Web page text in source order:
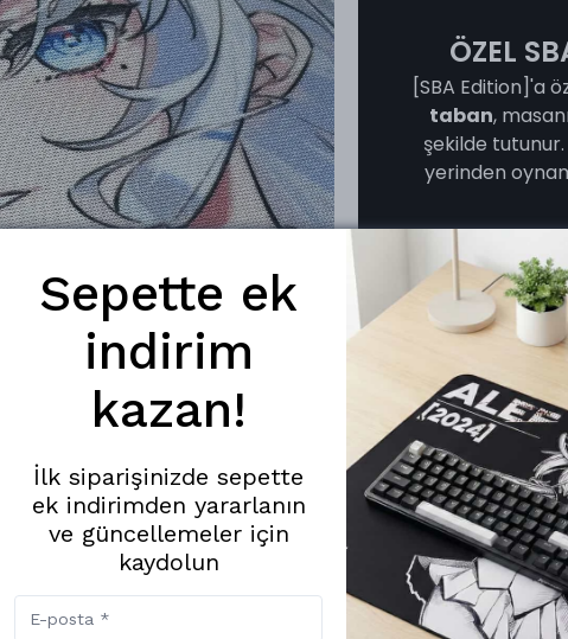
ÖZEL
[SBA Edition]'a
taban,
şekilde
yerinden
Sepette ek
indirim
kazan!
İlk siparişinizde sepette
ek indirimden yararlanın
ve güncellemeler için
kaydolun